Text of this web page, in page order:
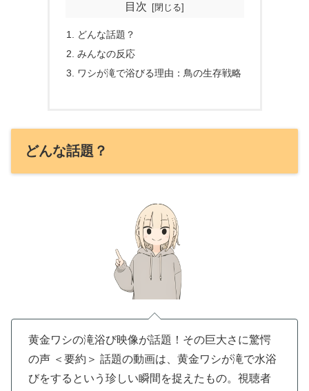
目次
どんな話題？
みんなの反応
ワシが滝で浴びる理由：鳥の生存戦略
どんな話題？
黄金ワシの滝浴び映像が話題！その巨大さに驚愕
の声 ＜要約＞ 話題の動画は、黄金ワシが滝で水浴
びをするという珍しい瞬間を捉えたもの。視聴者